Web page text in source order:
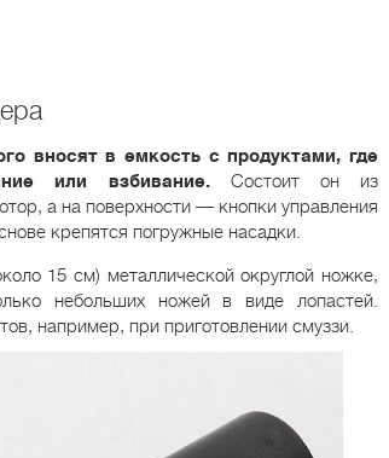
вносят в емкость с продуктами, где
или взбивание.Состоит он из
а на поверхности — кнопки управления
крепятся погружные насадки.
15 см) металлической округлой ножке,
небольших ножей в виде лопастей.
например, при приготовлении смуззи.